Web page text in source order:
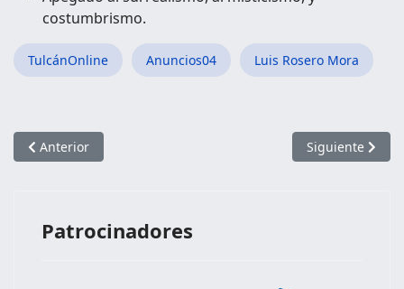
costumbrismo.
TulcánOnline Anuncios04 Luis Rosero Mora
Artículo anterior: Tulcán se viste de Teatro
Anterior Artículo
Siguiente
Patrocinadores